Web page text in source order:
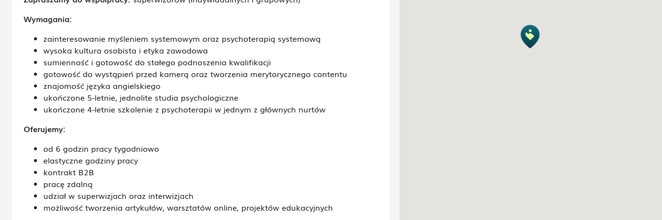
Wymagania:
zainteresowanie myśleniem systemowym oraz psychoterapią systemową
wysoka kultura osobista i etyka zawodowa
sumienność i gotowość do stałego podnoszenia kwalifikacji
gotowość do wystąpień przed kamerą oraz tworzenia merytorycznego contentu
znajomość języka angielskiego
ukończone 5-letnie, jednolite studia psychologiczne
ukończone 4-letnie szkolenie z psychoterapii w jednym z głównych nurtów
Oferujemy:
od 6 godzin pracy tygodniowo
elastyczne godziny pracy
kontrakt B2B
pracę zdalną
udział w superwizjach oraz interwizjach
możliwość tworzenia artykułów, warsztatów online, projektów edukacyjnych